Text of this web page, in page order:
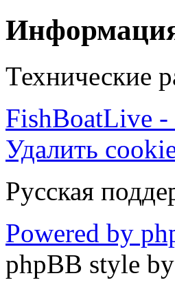
Технические
FishBoatLive
Удалить
Русская
Powered by
phpBB style